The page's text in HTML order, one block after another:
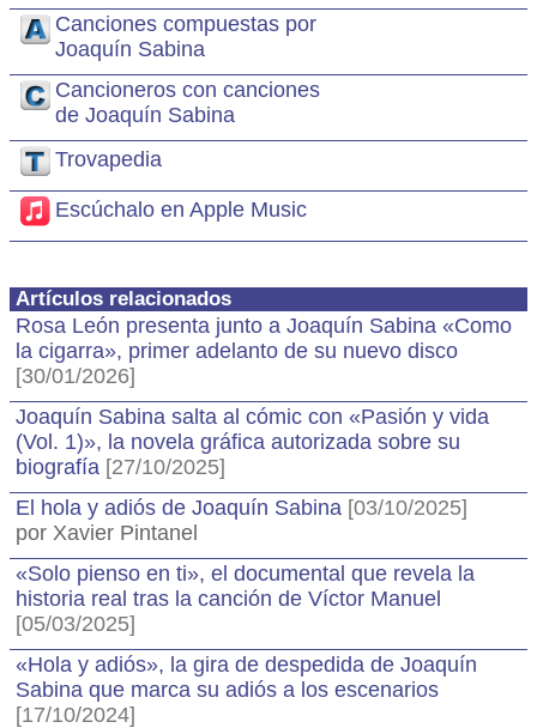
Canciones compuestas por
Joaquín Sabina
Cancioneros con canciones
de Joaquín Sabina
Trovapedia
Escúchalo en Apple Music
Artículos relacionados
Rosa León presenta junto a Joaquín Sabina «Como
la cigarra», primer adelanto de su nuevo disco
[30/01/2026]
Joaquín Sabina salta al cómic con «Pasión y vida
(Vol. 1)», la novela gráfica autorizada sobre su
biografía [27/10/2025]
El hola y adiós de Joaquín Sabina [03/10/2025]
por Xavier Pintanel
«Solo pienso en ti», el documental que revela la
historia real tras la canción de Víctor Manuel
[05/03/2025]
«Hola y adiós», la gira de despedida de Joaquín
Sabina que marca su adiós a los escenarios
[17/10/2024]